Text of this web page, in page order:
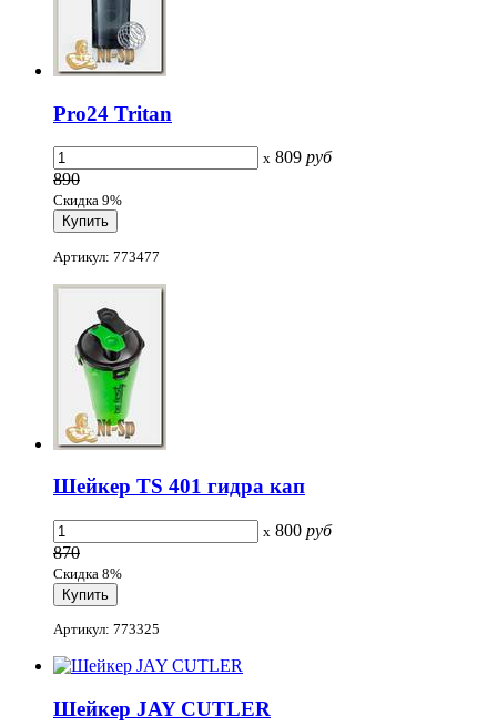
Pro24 Tritan
x 809 руб
890
Скидка 9%
Артикул: 773477
Шейкер TS 401 гидра кап
x 800 руб
870
Скидка 8%
Артикул: 773325
Шейкер JAY CUTLER